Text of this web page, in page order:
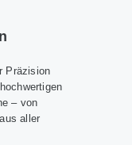
Präzision
– von
aller